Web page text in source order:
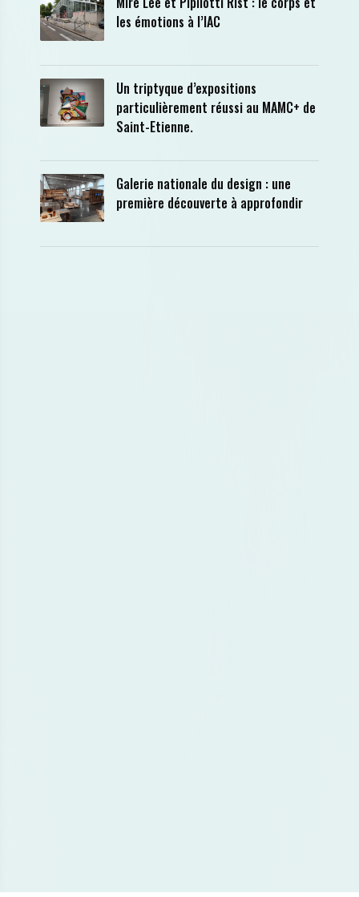
les émotions à l’IAC
Un triptyque d’expositions
particulièrement réussi au MAMC+ de
Saint-Etienne.
Galerie nationale du design : une
première découverte à approfondir